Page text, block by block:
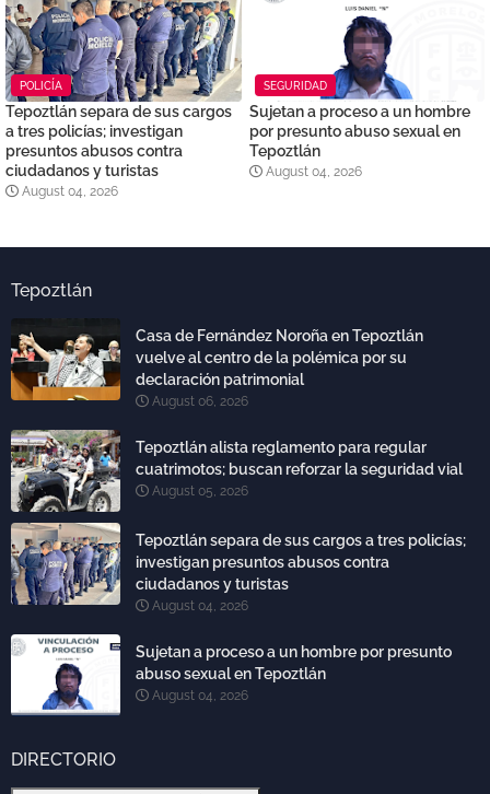
POLICÍA
Tepoztlán separa de sus cargos
a tres policías; investigan
presuntos abusos contra
ciudadanos y turistas
August 04, 2026
SEGURIDAD
Sujetan a proceso a un hombre
por presunto abuso sexual en
Tepoztlán
August 04, 2026
Tepoztlán
Casa de Fernández Noroña en Tepoztlán
vuelve al centro de la polémica por su
declaración patrimonial
August 06, 2026
Tepoztlán alista reglamento para regular
cuatrimotos; buscan reforzar la seguridad vial
August 05, 2026
Tepoztlán separa de sus cargos a tres policías;
investigan presuntos abusos contra
ciudadanos y turistas
August 04, 2026
Sujetan a proceso a un hombre por presunto
abuso sexual en Tepoztlán
August 04, 2026
DIRECTORIO